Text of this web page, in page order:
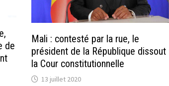
de
Mali : contesté par la rue, le
président de la République dissout
la Cour constitutionnelle
13 juillet 2020